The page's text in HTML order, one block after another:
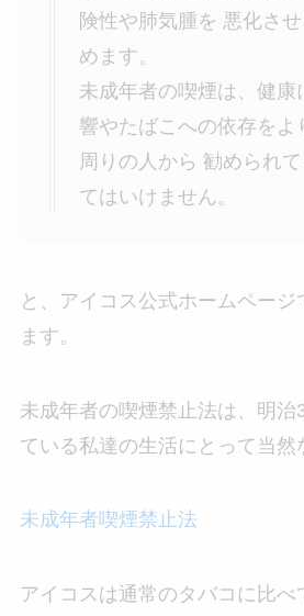
険性や肺気腫を 悪化さ
めます。
未成年者の喫煙は、健康
響やたばこへの依存をよ
周りの人から 勧められ
てはいけません。
と、アイコス公式ホームペー
ます。
未成年者の喫煙禁止法は、明治
ている私達の生活にとって当然
未成年者喫煙禁止法
アイコスは通常のタバコに比べ